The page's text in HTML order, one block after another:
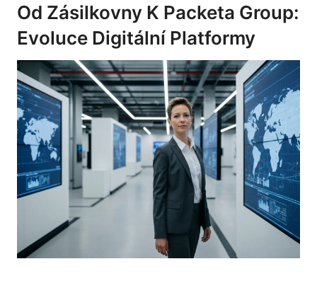
Od Zásilkovny K Packeta Group:
Evoluce Digitální Platformy